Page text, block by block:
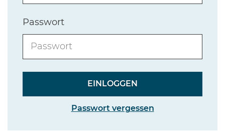
Passwort
Passwort vergessen